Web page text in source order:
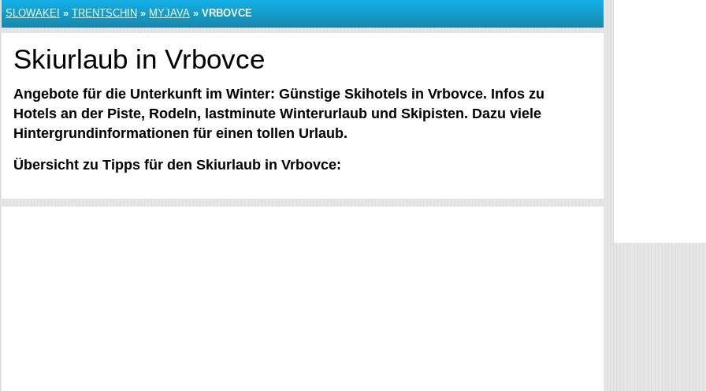
SLOWAKEI » TRENTSCHIN » MYJAVA » VRBOVCE
Skiurlaub in Vrbovce
Angebote für die Unterkunft im Winter: Günstige Skihotels in Vrbovce. Infos zu
Hotels an der Piste, Rodeln, lastminute Winterurlaub und Skipisten. Dazu viele
Hintergrundinformationen für einen tollen Urlaub.
Übersicht zu Tipps für den Skiurlaub in Vrbovce: